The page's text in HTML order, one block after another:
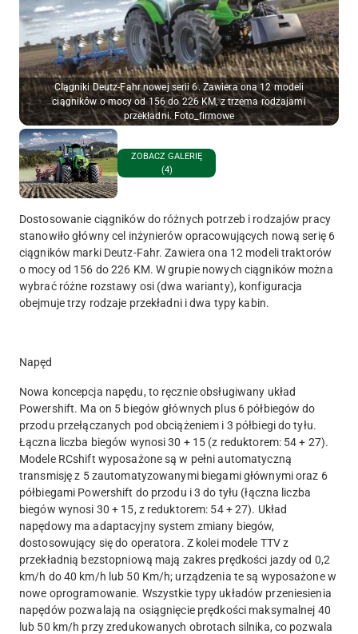
CIągniki Deutz-Fahr nowej serii 6. Zawiera ona 12 modeli
ciągników o mocy od 156 do 226 KM, z trzema rodzajami
przekładni. Foto_firmowe
ZOBACZ GALERIĘ
(4)
Dostosowanie ciągników do różnych potrzeb i rodzajów pracy
stanowiło główny cel inżynierów opracowujących nową serię 6
ciągników marki Deutz-Fahr. Zawiera ona 12 modeli traktorów
o mocy od 156 do 226 KM. W grupie nowych ciągników można
wybrać różne rozstawy osi (dwa warianty), konfiguracja
obejmuje trzy rodzaje przekładni i dwa typy kabin.
Napęd
Nowa koncepcja napędu, to ręcznie obsługiwany układ
Powershift. Ma on 5 biegów głównych plus 6 półbiegów do
przodu przełączanych pod obciążeniem i 3 półbiegi do tyłu.
Łączna liczba biegów wynosi 30 + 15 (z reduktorem: 54 + 27).
Modele RCshift wyposażone są w pełni automatyczną
transmisję z 5 zautomatyzowanymi biegami głównymi oraz 6
półbiegami Powershift do przodu i 3 do tyłu (łączna liczba
biegów wynosi 30 + 15, z reduktorem: 54 + 27). Układ
napędowy ma adaptacyjny system zmiany biegów,
dostosowujący się do operatora. Z kolei modele TTV z
przekładnią bezstopniową mają zakres prędkości jazdy od 0,2
km/h do 40 km/h lub 50 Km/h; urządzenia te są wyposażone w
nowe oprogramowanie. Wszystkie typy układów przeniesienia
napędów pozwalają na osiągnięcie prędkości maksymalnej 40
lub 50 km/h przy zredukowanych obrotach silnika, co pozwala